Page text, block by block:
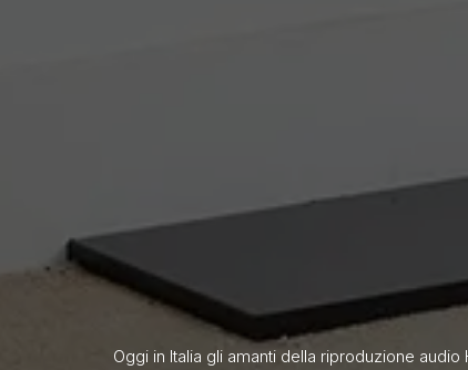
Oggi in Italia gli amanti della riproduzione